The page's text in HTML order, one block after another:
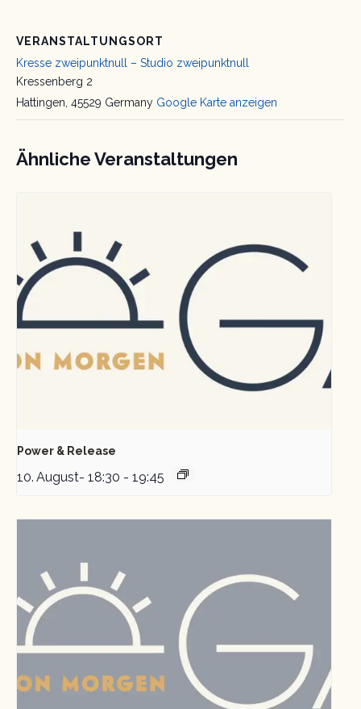
VERANSTALTUNGSORT
Kresse zweipunktnull – Studio zweipunktnull
Kressenberg 2
Hattingen, 45529 Germany Google Karte anzeigen
Ähnliche Veranstaltungen
Power & Release
10. August- 18:30 - 19:45